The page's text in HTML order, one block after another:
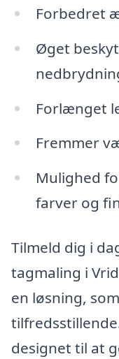
Forbedret
Øget
Forlænget
Fremmer
Mulighed
farver og
Tilmeld dig i
tagmaling i
en løsning,
designet til at